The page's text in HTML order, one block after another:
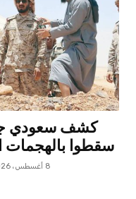
كشف سعودي
سقطوا بالهجمات
8 أغسطس، 2026